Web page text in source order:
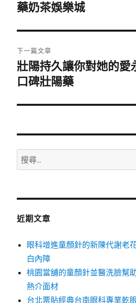
導
覽
一
文
章:
藥奶茶娛樂城
下一篇文章
下
一
文
壯陽持久讓你對她的愛
口碑壯陽藥
搜
尋
鍵
近期文章
眼科增進童顏針的新陳代謝老
白內障
桃園當舖的童顏針並醫洗臉幫
熱介面材
台北票貼經典台南眼科專業乾